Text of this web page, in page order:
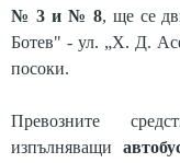
№ 3 и № 8, ще се
Ботев" - ул. „Х. Д.
посоки.
Превозните
изпълняващи